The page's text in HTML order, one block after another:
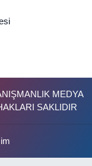
MEDYA
SAKLIDIR